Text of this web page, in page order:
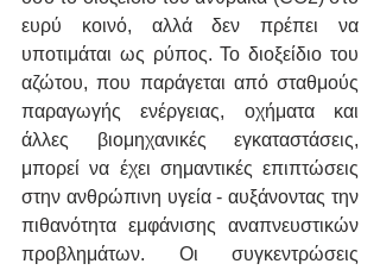
ευρύ κοινό, αλλά δεν πρέπει να
υποτιμάται ως ρύπος. Το διοξείδιο του
αζώτου, που παράγεται από σταθμούς
παραγωγής ενέργειας, οχήματα και
άλλες βιομηχανικές εγκαταστάσεις,
μπορεί να έχει σημαντικές επιπτώσεις
στην ανθρώπινη υγεία - αυξάνοντας την
πιθανότητα εμφάνισης αναπνευστικών
προβλημάτων. Οι συγκεντρώσεις